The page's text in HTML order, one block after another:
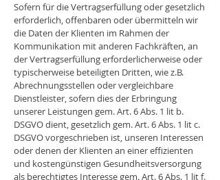
Sofern für die Vertragserfüllung oder gesetzlich
erforderlich, offenbaren oder übermitteln wir
die Daten der Klienten im Rahmen der
Kommunikation mit anderen Fachkräften, an
der Vertragserfüllung erforderlicherweise oder
typischerweise beteiligten Dritten, wie z.B.
Abrechnungsstellen oder vergleichbare
Dienstleister, sofern dies der Erbringung
unserer Leistungen gem. Art. 6 Abs. 1 lit b.
DSGVO dient, gesetzlich gem. Art. 6 Abs. 1 lit c.
DSGVO vorgeschrieben ist, unseren Interessen
oder denen der Klienten an einer effizienten
und kostengünstigen Gesundheitsversorgung
als berechtigtes Interesse gem. Art. 6 Abs. 1 lit f.